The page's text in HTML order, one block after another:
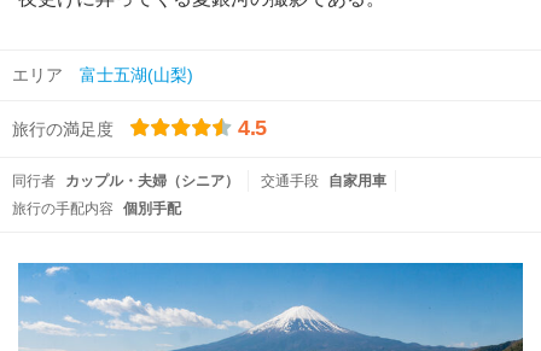
エリア 富士五湖(山梨)
旅行の満足度 4.5
同行者 カップル・夫婦（シニア） 交通手段
自家用車
旅行の手配内容
個別手配